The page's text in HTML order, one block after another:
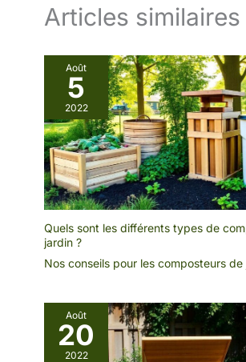
Articles similaires
Août
5
2022
Quels sont les différents types de
jardin ?
Nos conseils pour les composteurs de
Août
20
2022